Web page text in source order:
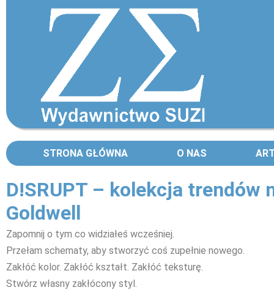
STRONA GŁÓWNA O NAS
D!SRUPT – kolekcja trendów
Goldwell
Zapomnij o tym co widziałeś wcześniej.
Przełam schematy, aby stworzyć coś zupełnie nowego.
Zakłóć kolor. Zakłóć kształt. Zakłóć teksturę.
Stwórz własny zakłócony styl.